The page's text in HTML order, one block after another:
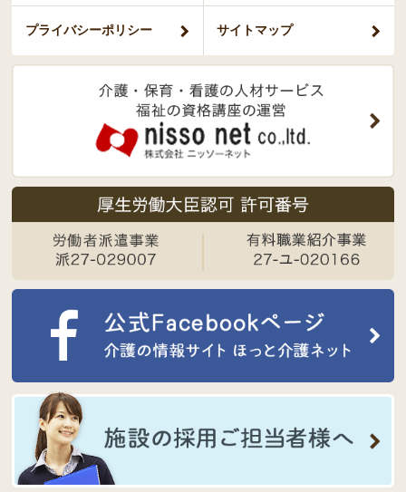
プライバシーポリシー サイトマップ